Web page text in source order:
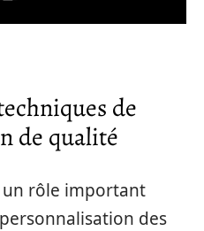
de
de qualité
un rôle important
des